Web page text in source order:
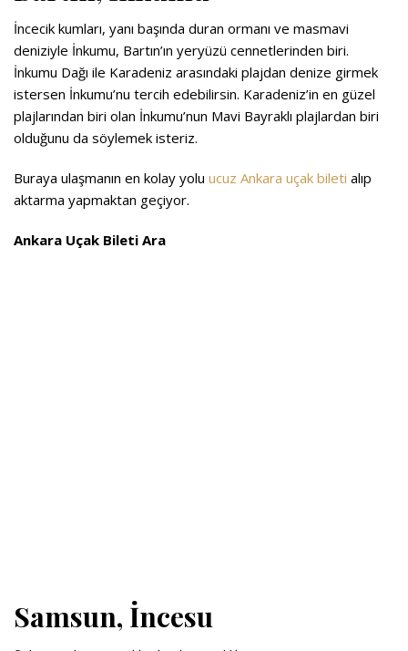
İncecik kumları, yanı başında duran ormanı ve masmavi
deniziyle İnkumu, Bartın’ın yeryüzü cennetlerinden biri.
İnkumu Dağı ile Karadeniz arasındaki plajdan denize girmek
istersen İnkumu’nu tercih edebilirsin. Karadeniz’in en güzel
plajlarından biri olan İnkumu’nun Mavi Bayraklı plajlardan biri
olduğunu da söylemek isteriz.
Buraya ulaşmanın en kolay yolu ucuz Ankara uçak bileti alıp
aktarma yapmaktan geçiyor.
Ankara Uçak Bileti Ara
Samsun, İncesu